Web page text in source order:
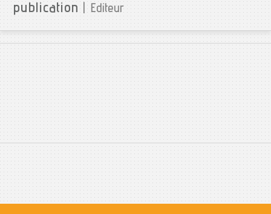
publication | Editeur